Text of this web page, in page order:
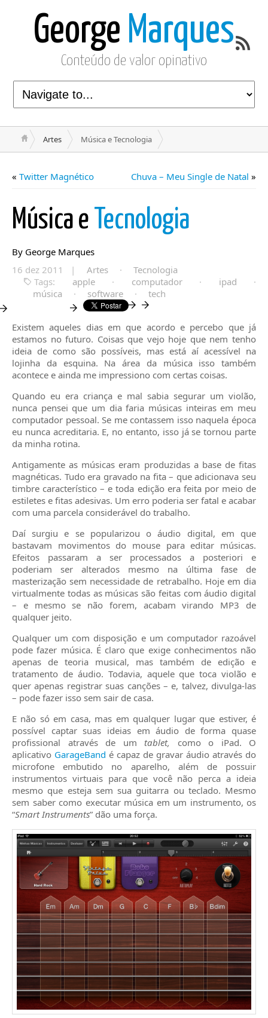
George Marques
Conteúdo de valor opinativo
Artes Música e Tecnologia
« Twitter Magnético Chuva – Meu Single de Natal »
Música e Tecnologia
By George Marques
16 dez 2011 |
Artes ·
Tecnologia
Tags:
apple · computador · ipad
·
música
· software · tech
Existem aqueles dias em que acordo e percebo que já
estamos no futuro. Coisas que vejo hoje que nem tenho
ideia de como são possíveis, mas está aí acessível na
lojinha da esquina. Na área da música isso também
acontece e ainda me impressiono com certas coisas.
Quando eu era criança e mal sabia segurar um violão,
nunca pensei que um dia faria músicas inteiras em meu
computador pessoal. Se me contassem isso naquela época
eu nunca acreditaria. E, no entanto, isso já se tornou parte
da minha rotina.
Antigamente as músicas eram produzidas a base de fitas
magnéticas. Tudo era gravado na fita – que adicionava seu
timbre característico – e toda edição era feita por meio de
estiletes e fitas adesivas. Um erro poderia ser fatal e acabar
com uma parcela considerável do trabalho.
Daí surgiu e se popularizou o áudio digital, em que
bastavam movimentos do mouse para editar músicas.
Efeitos passaram a ser processados a posteriori e
poderiam ser alterados mesmo na última fase de
masterização sem necessidade de retrabalho. Hoje em dia
virtualmente todas as músicas são feitas com áudio digital
– e mesmo se não forem, acabam virando MP3 de
qualquer jeito.
Qualquer um com disposição e um computador razoável
pode fazer música. É claro que exige conhecimentos não
apenas de teoria musical, mas também de edição e
tratamento de áudio. Todavia, aquele que toca violão e
quer apenas registrar suas canções – e, talvez, divulga-las
– pode fazer isso sem sair de casa.
E não só em casa, mas em qualquer lugar que estiver, é
possível captar suas ideias em áudio de forma quase
profissional através de um tablet, como o iPad. O
aplicativo GarageBand é capaz de gravar áudio através do
microfone embutido no aparelho, além de possuir
instrumentos virtuais para que você não perca a ideia
mesmo que esteja sem sua guitarra ou teclado. Mesmo
sem saber como executar música em um instrumento, os
“Smart Instruments” dão uma força.